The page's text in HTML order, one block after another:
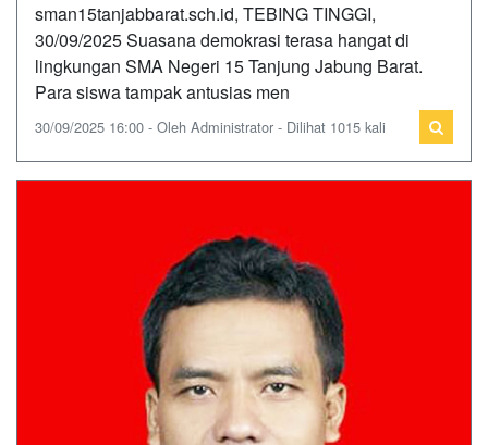
sman15tanjabbarat.sch.id, TEBING TINGGI,
30/09/2025 Suasana demokrasi terasa hangat di
lingkungan SMA Negeri 15 Tanjung Jabung Barat.
Para siswa tampak antusias men
30/09/2025 16:00 - Oleh Administrator - Dilihat 1015 kali